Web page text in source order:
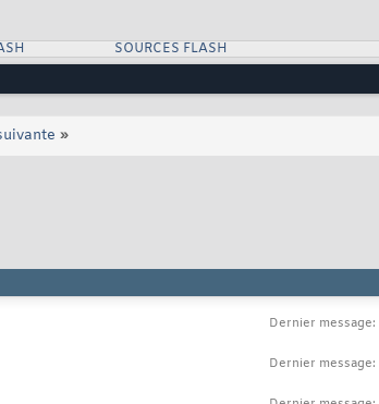
SOURCES FLASH
»
Dernier message:
Dernier message: